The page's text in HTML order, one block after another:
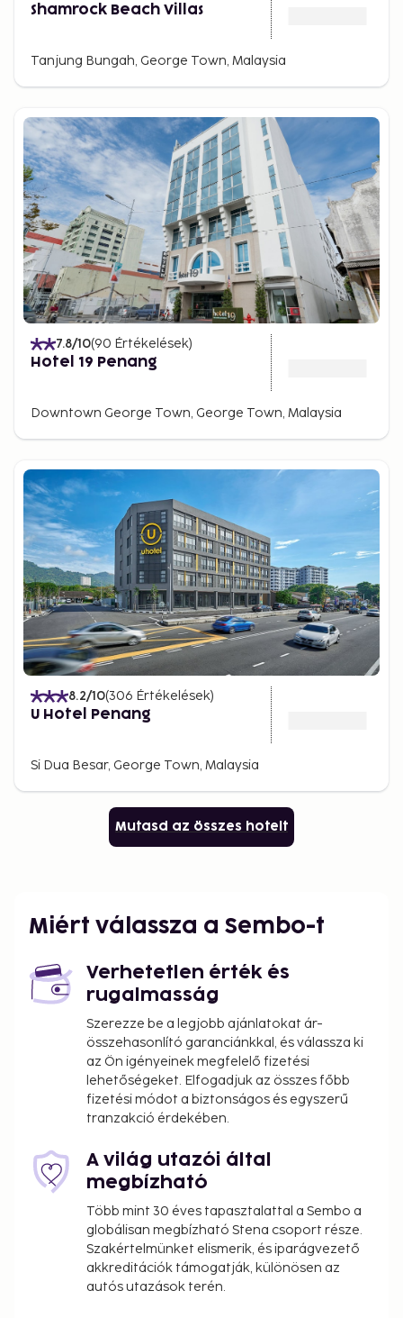
Shamrock Beach Villas
Tanjung Bungah, George Town, Malaysia
7.8/10(90 Értékelések)
Hotel 19 Penang
Downtown George Town, George Town, Malaysia
8.2/10(306 Értékelések)
U Hotel Penang
Si Dua Besar, George Town, Malaysia
Mutasd az összes hotelt
Miért válassza a Sembo-t
Verhetetlen érték és
rugalmasság
Szerezze be a legjobb ajánlatokat ár-
összehasonlító garanciánkkal, és válassza ki
az Ön igényeinek megfelelő fizetési
lehetőségeket. Elfogadjuk az összes főbb
fizetési módot a biztonságos és egyszerű
tranzakció érdekében.
A világ utazói által
megbízható
Több mint 30 éves tapasztalattal a Sembo a
globálisan megbízható Stena csoport része.
Szakértelmünket elismerik, és iparágvezető
akkreditációk támogatják, különösen az
autós utazások terén.